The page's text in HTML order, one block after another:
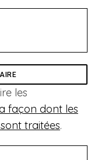
les
façon dont les
traitées.